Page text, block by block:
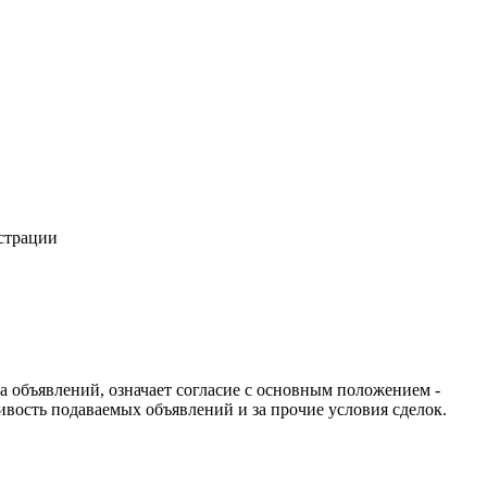
объявлений, означает согласие с основным положением -
подаваемых объявлений и за прочие условия сделок.